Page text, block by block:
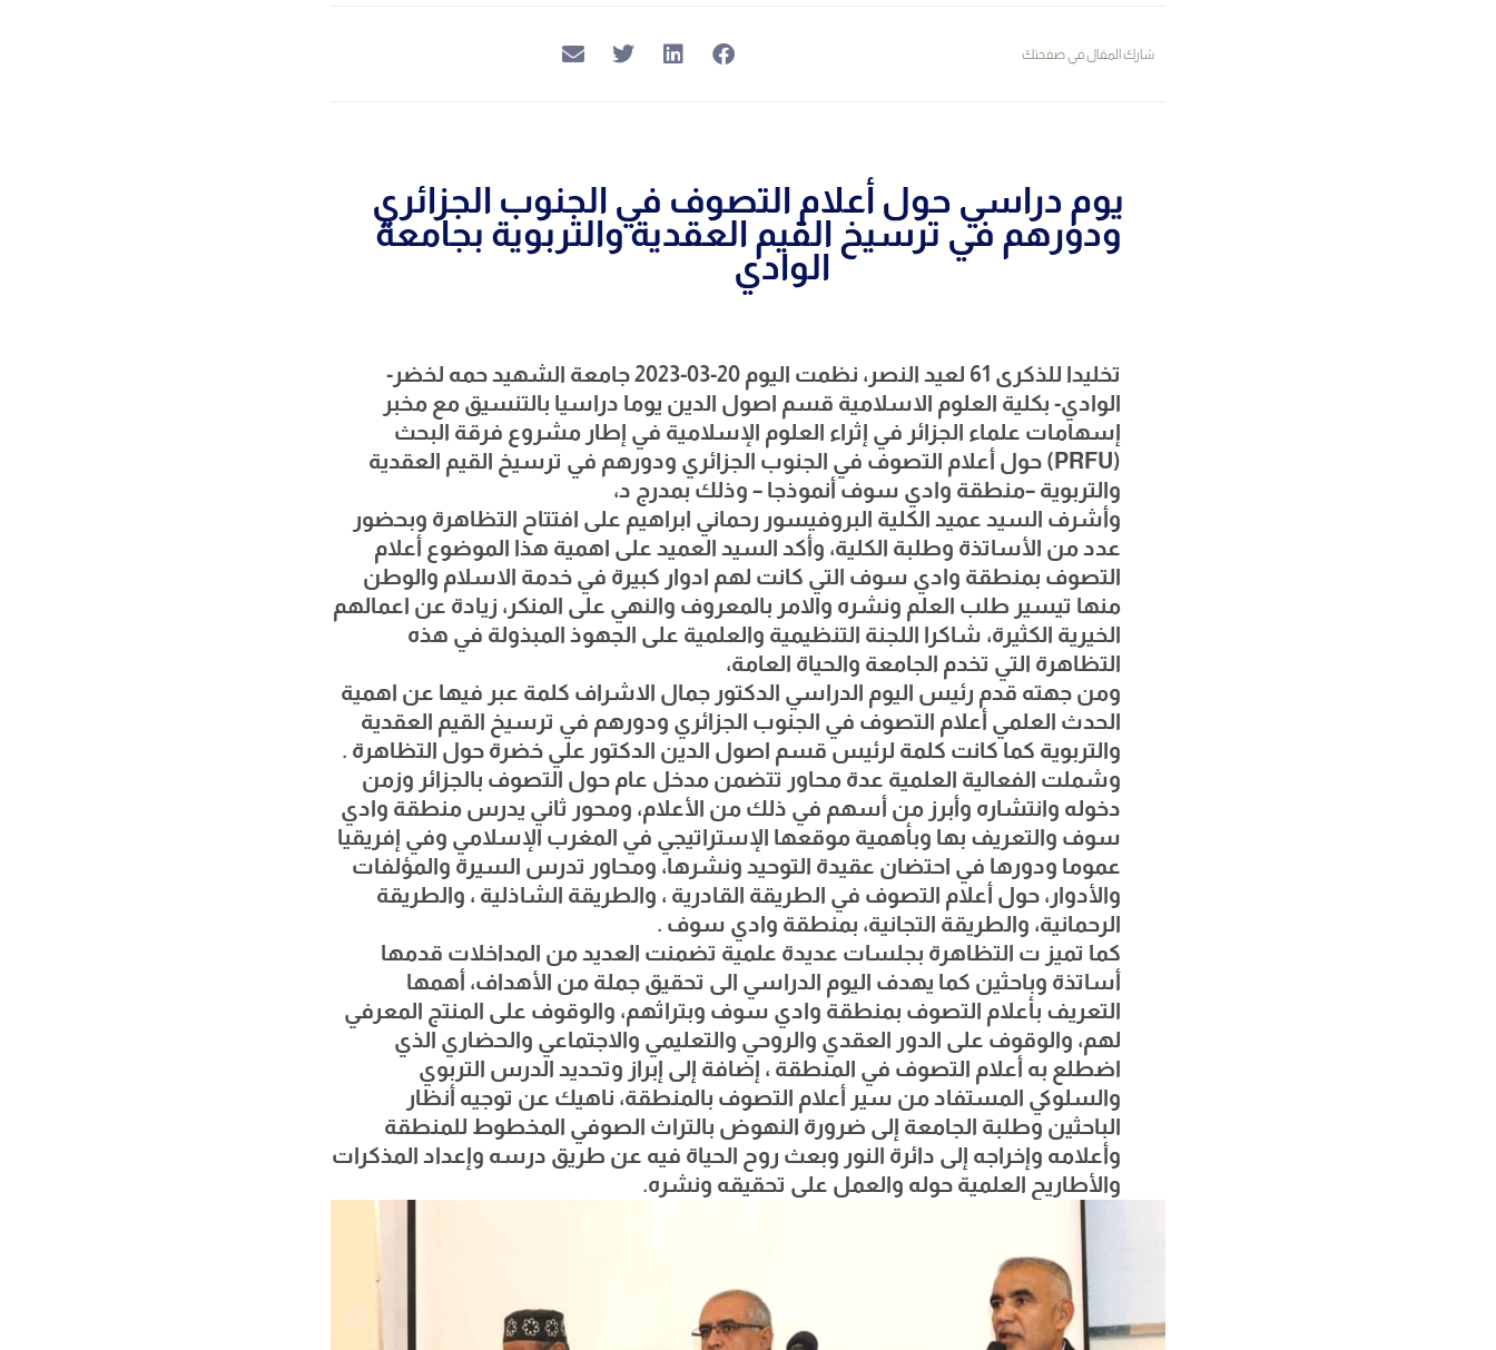
شارك المقال في صفحتك
يوم دراسي حول أعلام التصوف في الجنوب الجزائري
ودورهم في ترسيخ القيم العقدية والتربوية بجامعة
الوادي
تخليدا للذكرى 61 لعيد النصر، نظمت اليوم 20-03-2023 جامعة الشهيد حمه لخضر-
الوادي- بكلية العلوم الاسلامية قسم اصول الدين يوما دراسيا بالتنسيق مع مخبر
إسهامات علماء الجزائر في إثراء العلوم الإسلامية في إطار مشروع فرقة البحث
(PRFU) حول أعلام التصوف في الجنوب الجزائري ودورهم في ترسيخ القيم العقدية
والتربوية –منطقة وادي سوف أنموذجا – وذلك بمدرج د،
وأشرف السيد عميد الكلية البروفيسور رحماني ابراهيم على افتتاح التظاهرة وبحضور
عدد من الأساتذة وطلبة الكلية، وأكد السيد العميد على اهمية هذا الموضوع أعلام
التصوف بمنطقة وادي سوف التي كانت لهم ادوار كبيرة في خدمة الاسلام والوطن
منها تيسير طلب العلم ونشره والامر بالمعروف والنهي على المنكر، زيادة عن اعمالهم
الخيرية الكثيرة، شاكرا اللجنة التنظيمية والعلمية على الجهوذ المبذولة في هذه
التظاهرة التي تخدم الجامعة والحياة العامة،
ومن جهته قدم رئيس اليوم الدراسي الدكتور جمال الاشراف كلمة عبر فيها عن اهمية
الحدث العلمي أعلام التصوف في الجنوب الجزائري ودورهم في ترسيخ القيم العقدية
والتربوية كما كانت كلمة لرئيس قسم اصول الدين الدكتور علي خضرة حول التظاهرة .
وشملت الفعالية العلمية عدة محاور تتضمن مدخل عام حول التصوف بالجزائر وزمن
دخوله وانتشاره وأبرز من أسهم في ذلك من الأعلام، ومحور ثاني يدرس منطقة وادي
سوف والتعريف بها وبأهمية موقعها الإستراتيجي في المغرب الإسلامي وفي إفريقيا
عموما ودورها في احتضان عقيدة التوحيد ونشرها، ومحاور تدرس السيرة والمؤلفات
والأدوار، حول أعلام التصوف في الطريقة القادرية ، والطريقة الشاذلية ، والطريقة
الرحمانية، والطريقة التجانية، بمنطقة وادي سوف .
كما تميز ت التظاهرة بجلسات عديدة علمية تضمنت العديد من المداخلات قدمها
أساتذة وباحثين كما يهدف اليوم الدراسي الى تحقيق جملة من الأهداف، أهمها
التعريف بأعلام التصوف بمنطقة وادي سوف وبتراثهم، والوقوف على المنتج المعرفي
لهم، والوقوف على الدور العقدي والروحي والتعليمي والاجتماعي والحضاري الذي
اضطلع به أعلام التصوف في المنطقة ، إضافة إلى إبراز وتحديد الدرس التربوي
والسلوكي المستفاد من سير أعلام التصوف بالمنطقة، ناهيك عن توجيه أنظار
الباحثين وطلبة الجامعة إلى ضرورة النهوض بالتراث الصوفي المخطوط للمنطقة
وأعلامه وإخراجه إلى دائرة النور وبعث روح الحياة فيه عن طريق درسه وإعداد المذكرات
والأطاريح العلمية حوله والعمل على تحقيقه ونشره.